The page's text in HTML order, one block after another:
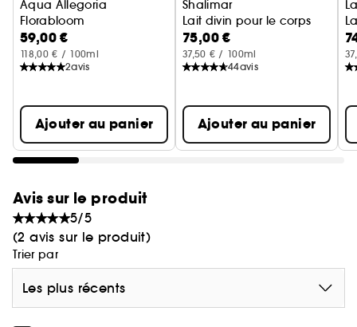
environnemental :
- Écrin réutilisable avec cale amovible
- Coffret et fourreau en papier et carton
recyclables¹ et issus de forêts bien gérées
¹se référer aux consignes de tri locales
Aqua Allegoria
Florabloom
Crème Mains
59,00 €
118,00 € / 100ml
2avis
Ajouter au panier
Shalimar
Lait divin pour le corps
75,00 €
37,50 € / 100ml
44avis
Ajouter au panier
Avis sur le produit
5/5
(2 avis sur le produit)
Trier par
Les plus récents